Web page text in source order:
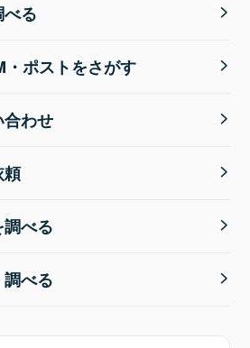
る
・ポストをさがす
わせ
頼
べる
べる